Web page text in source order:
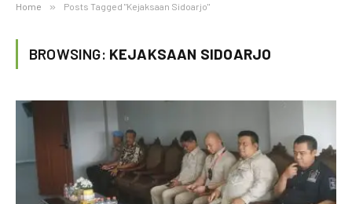
Home » Posts Tagged "Kejaksaan Sidoarjo"
BROWSING: KEJAKSAAN SIDOARJO